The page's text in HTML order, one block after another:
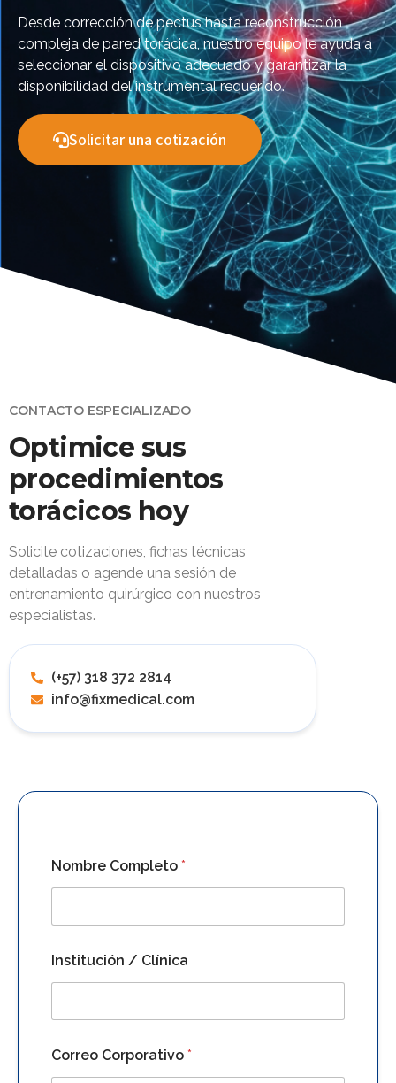
Desde corrección de pectus hasta reconstrucción
compleja de pared torácica, nuestro equipo le ayuda a
seleccionar el dispositivo adecuado y garantizar la
disponibilidad del instrumental requerido.
Solicitar una cotización
CONTACTO ESPECIALIZADO
Optimice sus
procedimientos
torácicos hoy
Solicite cotizaciones, fichas técnicas
detalladas o agende una sesión de
entrenamiento quirúrgico con nuestros
especialistas.
(+57) 318 372 2814
info@fixmedical.com
Nombre Completo *
Institución / Clínica
o
m
Correo Corporativo *